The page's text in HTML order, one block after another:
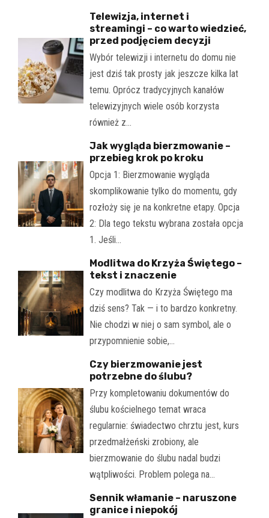
Telewizja, internet i
streamingi – co warto wiedzieć,
przed podjęciem decyzji
Wybór telewizji i internetu do domu nie
jest dziś tak prosty jak jeszcze kilka lat
temu. Oprócz tradycyjnych kanałów
telewizyjnych wiele osób korzysta
również z…
Jak wygląda bierzmowanie –
przebieg krok po kroku
Opcja 1: Bierzmowanie wygląda
skomplikowanie tylko do momentu, gdy
rozłoży się je na konkretne etapy. Opcja
2: Dla tego tekstu wybrana została opcja
1. Jeśli…
Modlitwa do Krzyża Świętego –
tekst i znaczenie
Czy modlitwa do Krzyża Świętego ma
dziś sens? Tak — i to bardzo konkretny.
Nie chodzi w niej o sam symbol, ale o
przypomnienie sobie,…
Czy bierzmowanie jest
potrzebne do ślubu?
Przy kompletowaniu dokumentów do
ślubu kościelnego temat wraca
regularnie: świadectwo chrztu jest, kurs
przedmałżeński zrobiony, ale
bierzmowanie do ślubu nadal budzi
wątpliwości. Problem polega na…
Sennik włamanie – naruszone
granice i niepokój